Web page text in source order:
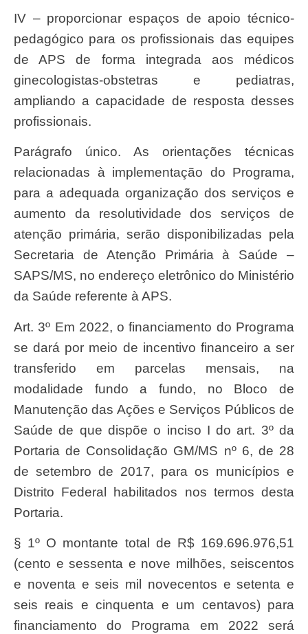
IV – proporcionar espaços de apoio técnico-
pedagógico para os profissionais das equipes
de APS de forma integrada aos médicos
ginecologistas-obstetras e pediatras,
ampliando a capacidade de resposta desses
profissionais.
Parágrafo único. As orientações técnicas
relacionadas à implementação do Programa,
para a adequada organização dos serviços e
aumento da resolutividade dos serviços de
atenção primária, serão disponibilizadas pela
Secretaria de Atenção Primária à Saúde –
SAPS/MS, no endereço eletrônico do Ministério
da Saúde referente à APS.
Art. 3º Em 2022, o financiamento do Programa
se dará por meio de incentivo financeiro a ser
transferido em parcelas mensais, na
modalidade fundo a fundo, no Bloco de
Manutenção das Ações e Serviços Públicos de
Saúde de que dispõe o inciso I do art. 3º da
Portaria de Consolidação GM/MS nº 6, de 28
de setembro de 2017, para os municípios e
Distrito Federal habilitados nos termos desta
Portaria.
§ 1º O montante total de R$ 169.696.976,51
(cento e sessenta e nove milhões, seiscentos
e noventa e seis mil novecentos e setenta e
seis reais e cinquenta e um centavos) para
financiamento do Programa em 2022 será